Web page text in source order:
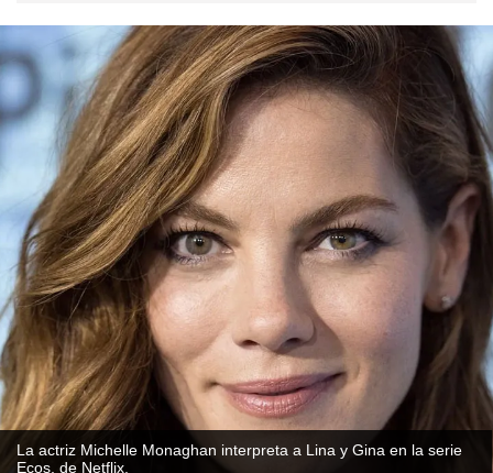
La actriz Michelle Monaghan interpreta a Lina y Gina en la serie
Ecos, de Netflix.